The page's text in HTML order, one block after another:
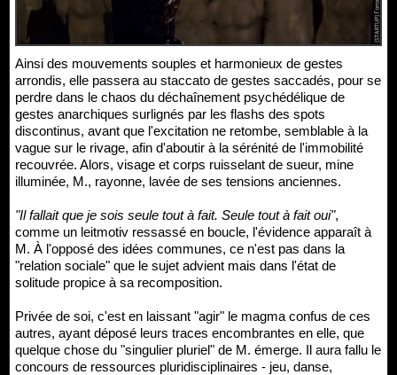
Ainsi des mouvements souples et harmonieux de gestes
arrondis, elle passera au staccato de gestes saccadés, pour se
perdre dans le chaos du déchaînement psychédélique de
gestes anarchiques surlignés par les flashs des spots
discontinus, avant que l'excitation ne retombe, semblable à la
vague sur le rivage, afin d'aboutir à la sérénité de l'immobilité
recouvrée. Alors, visage et corps ruisselant de sueur, mine
illuminée, M., rayonne, lavée de ses tensions anciennes.
"Il fallait que je sois seule tout à fait. Seule tout à fait oui",
comme un leitmotiv ressassé en boucle, l'évidence apparaît à
M. À l'opposé des idées communes, ce n'est pas dans la
"relation sociale" que le sujet advient mais dans l'état de
solitude propice à sa recomposition.
Privée de soi, c'est en laissant "agir" le magma confus de ces
autres, ayant déposé leurs traces encombrantes en elle, que
quelque chose du "singulier pluriel" de M. émerge. Il aura fallu le
concours de ressources pluridisciplinaires - jeu, danse,